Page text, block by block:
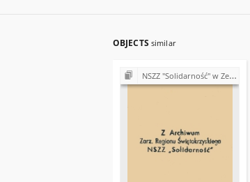
OBJECTS similar
NSZZ "Solidarność" w Zespole Opieki Zdrowotnej w Kazimierzy Wielkiej